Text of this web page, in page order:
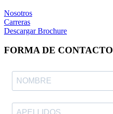
Nosotros
Carreras
Descargar Brochure
FORMA DE CONTACTO